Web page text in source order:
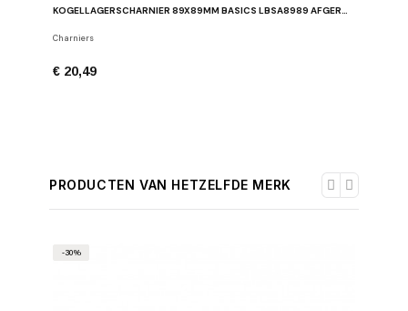
KOGELLAGERSCHARNIER 89X89MM BASICS LBSA8989 AFGERONDE HOEKEN
Charniers
€ 20,49
PRODUCTEN VAN HETZELFDE MERK
-30%